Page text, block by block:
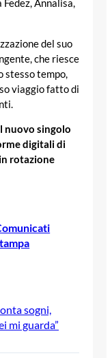
Annalisa,
del suo
che riesce
stesso tempo,
viaggio fatto di
nuovo singolo
digitali di
rotazione
sogni,
mi guarda”